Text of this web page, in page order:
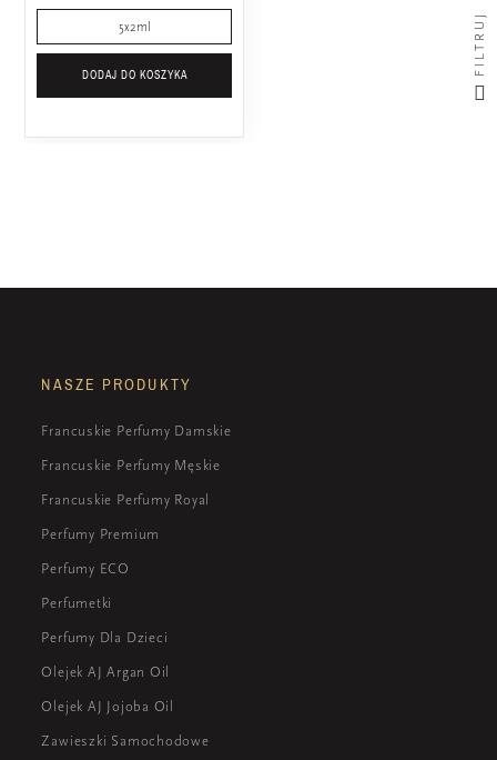
5x2ml
DODAJ DO KOSZYKA
NASZE PRODUKTY
Francuskie Perfumy Damskie
Francuskie Perfumy Męskie
Francuskie Perfumy Royal
Perfumy Premium
Perfumy ECO
Perfumetki
Perfumy Dla Dzieci
Olejek AJ Argan Oil
Olejek AJ Jojoba Oil
Zawieszki Samochodowe
FILTRUJ